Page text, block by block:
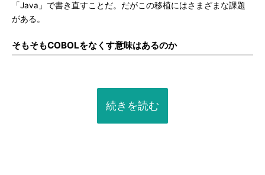
「Java」で書き直すことだ。だがこの移植にはさまざまな課題
がある。
そもそもCOBOLをなくす意味はあるのか
続きを読む